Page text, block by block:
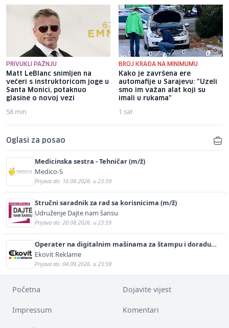
PRIVUKLI PAŽNJU
Matt LeBlanc snimljen na
večeri s instruktoricom joge u
Santa Monici, potaknuo
glasine o novoj vezi
58 min
BROJ KRAĐA NA MINIMUMU
Kako je završena ere
automafije u Sarajevu: "Uzeli
smo im važan alat koji su
imali u rukama"
1 sat
Oglasi za posao
Medicinska sestra - Tehničar (m/ž)
Medico-S
Prijava do: 16.08.2026. u 23:59
Stručni saradnik za rad sa korisnicima (m/ž)
Udruženje Dajte nam šansu
Prijava do: 20.08.2026. u 23:59
Operater na digitalnim mašinama za štampu i doradu
(m/ž)
Ekovit Reklame
Prijava do: 04.09.2026. u 23:59
Početna Dojavite vijest
Impressum Komentari